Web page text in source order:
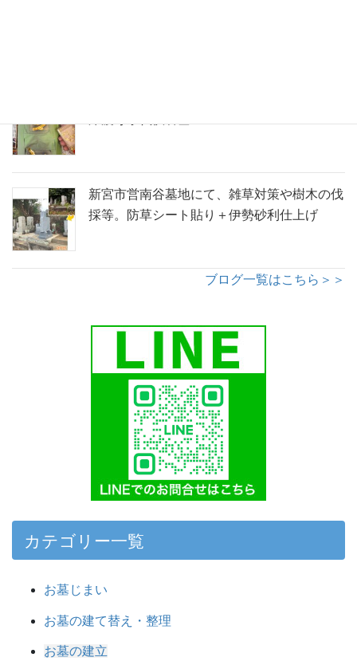
新宮市営南谷墓地にて、雑草対策や樹木の伐
採等。防草シート貼り＋伊勢砂利仕上げ
ブログ一覧はこちら＞＞
カテゴリー一覧
お墓じまい
お墓の建て替え・整理
お墓の建立